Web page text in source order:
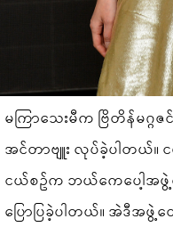
မကြာသေးမီက ဗြိတိန်မဂ္ဂ
အင်တာဗျူး လုပ်ခဲ့ပါတယ်။
ငယ်စဥ်က ဘယ်ကေပေါ့အ
ပြောပြခဲ့ပါတယ်။ အဲဒီအဖွဲ့